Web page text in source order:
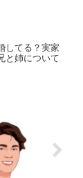
してる？実家
と姉について